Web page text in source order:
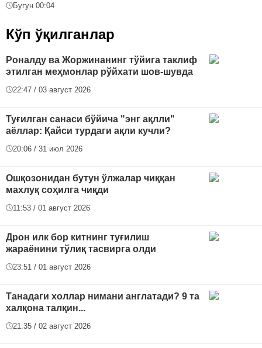
Бугун 00:04
Кўп ўқилганлар
Роналду ва Жоржинанинг тўйига таклиф
этилган меҳмонлар рўйхати шов-шувда
22:47 / 03 август 2026
Туғилган санаси бўйича "энг ақлли"
аёллар: Қайси турдаги ақли кучли?
20:06 / 31 июл 2026
Ошқозонидан бутун ўлжалар чиққан
махлуқ соҳилга чиқди
11:53 / 01 август 2026
Дрон илк бор китнинг туғилиш
жараёнини тўлиқ тасвирга олди
23:51 / 01 август 2026
Танадаги холлар нимани англатади? 9 та
халқона талқин...
21:35 / 02 август 2026